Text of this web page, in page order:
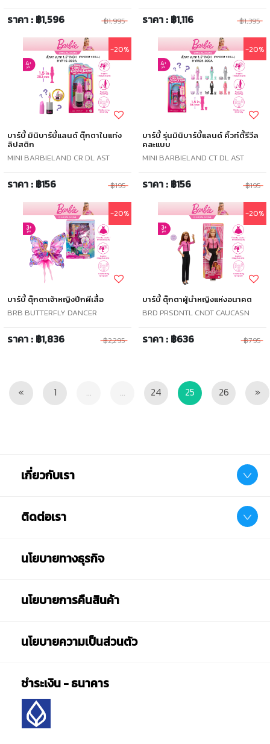
ราคา : ฿1,596 ฿1,995 ราคา : ฿1,116 ฿1,395
-20%
บาร์บี้ มินิบาร์บี้แลนด์ ตุ๊กตาในแท่ง
ลิปสติก
MINI BARBIELAND CR DL AST
ราคา : ฿156 ฿195
-20%
บาร์บี้ รุ่นมินิบาร์บี้แลนด์ คิ้วท์ตี้รีวีล
คละแบบ
MINI BARBIELAND CT DL AST
ราคา : ฿156 ฿195
-20%
บาร์บี้ ตุ๊กตาเจ้าหญิงปีกผีเสื้อ
BRB BUTTERFLY DANCER
ราคา : ฿1,836 ฿2,295
-20%
บาร์บี้ ตุ๊กตาผู้นำหญิงแห่งอนาคต
BRD PRSDNTL CNDT CAUCASN
ราคา : ฿636 ฿795
« Previous1 ... ... 24 25 26 »
เกี่ยวกับเรา
ติดต่อเรา
นโยบายทางธุรกิจ
นโยบายการคืนสินค้า
นโยบายความเป็นส่วนตัว
ชำระเงิน - ธนาคาร